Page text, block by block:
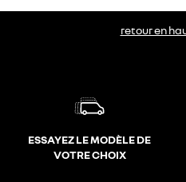
retour en
ESSAYEZ LE MODÈLE DE
VOTRE CHOIX